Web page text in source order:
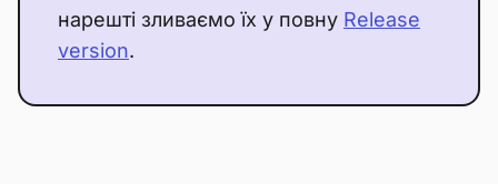
нарешті зливаємо їх у повну Release
version.